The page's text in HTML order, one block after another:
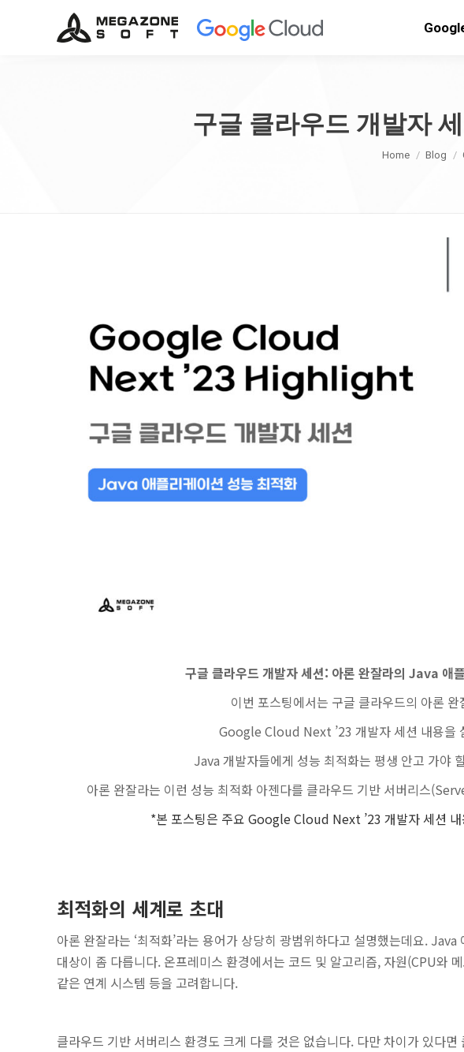
구글 클라우드 개발자
You are here:
Home Blog
구글 클라우드 개발자 세션: 아론 완잘라의 Java 애
이번 포스팅에서는 구글 클라우드의 아론 완
Google Cloud Next ’23 개발자 세션 내용을
Java 개발자들에게 성능 최적화는 평생 안고 가야
아론 완잘라는 이런 성능 최적화 아젠다를 클라우드 기반 서버리스
*본 포스팅은 주요 Google Cloud Next ’23 개발자 세션
최적화의 세계로 초대
아론 완잘라는 ‘최적화’라는 용어가 상당히 광범위하다고 설명했는데요.
대상이 좀 다릅니다. 온프레미스 환경에서는 코드 및 알고리즘, 자원(CPU와
같은 연계 시스템 등을 고려합니다.
클라우드 기반 서버리스 환경도 크게 다를 것은 없습니다. 다만 차이가 있다